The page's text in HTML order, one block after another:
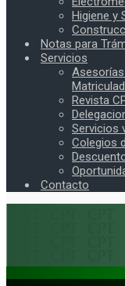
Higiene y
Notas para
Servicios
Revista
Servicios
Colegios
Contacto